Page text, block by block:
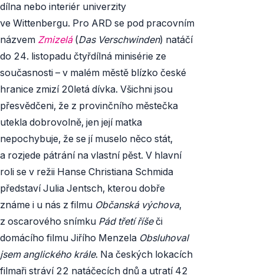
dílna nebo interiér univerzity
ve Wittenbergu. Pro ARD se pod pracovním
názvem Zmizelá(Das Verschwinden) natáčí
do 24. listopadu čtyřdílná minisérie ze
současnosti – v malém městě blízko české
hranice zmizí 20letá dívka. Všichni jsou
přesvědčeni, že z provinčního městečka
utekla dobrovolně, jen její matka
nepochybuje, že se jí muselo něco stát,
a rozjede pátrání na vlastní pěst. V hlavní
roli se v režii Hanse Christiana Schmida
představí Julia Jentsch, kterou dobře
známe i u nás z filmu Občanská výchova,
z oscarového snímku Pád třetí říšeči
domácího filmu Jiřího Menzela Obsluhoval
jsem anglického krále. Na českých lokacích
filmaři stráví 22 natáčecích dnů a utratí 42